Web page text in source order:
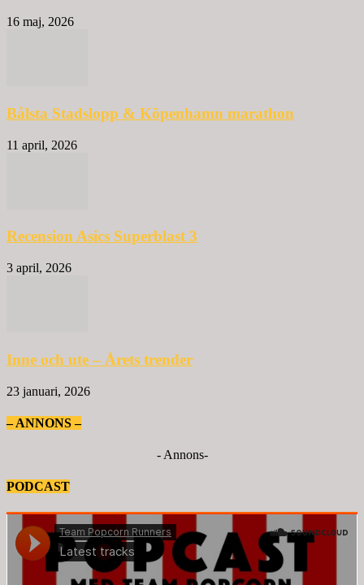
16 maj, 2026
Bålsta Stadslopp & Köpenhamn marathon
11 april, 2026
Recension Asics Superblast 3
3 april, 2026
Inne och ute – Årets trender
23 januari, 2026
– ANNONS –
- Annons-
PODCAST